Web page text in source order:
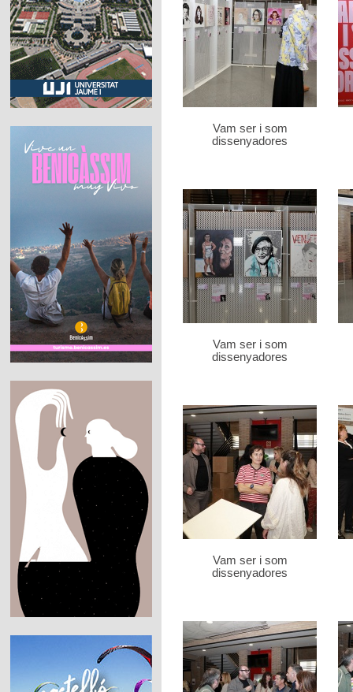
Vam ser i som
dissenyadores
Vam ser i som
dissenyadores
Vam ser i som
dissenyadores